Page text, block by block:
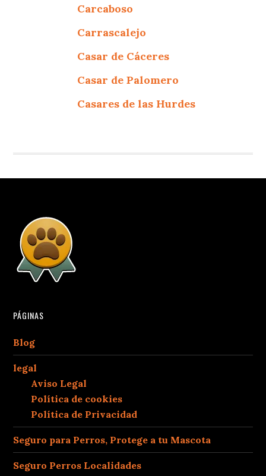
Carcaboso
Carrascalejo
Casar de Cáceres
Casar de Palomero
Casares de las Hurdes
PÁGINAS
Blog
legal
Aviso Legal
Política de cookies
Política de Privacidad
Seguro para Perros, Protege a tu Mascota
Seguro Perros Localidades